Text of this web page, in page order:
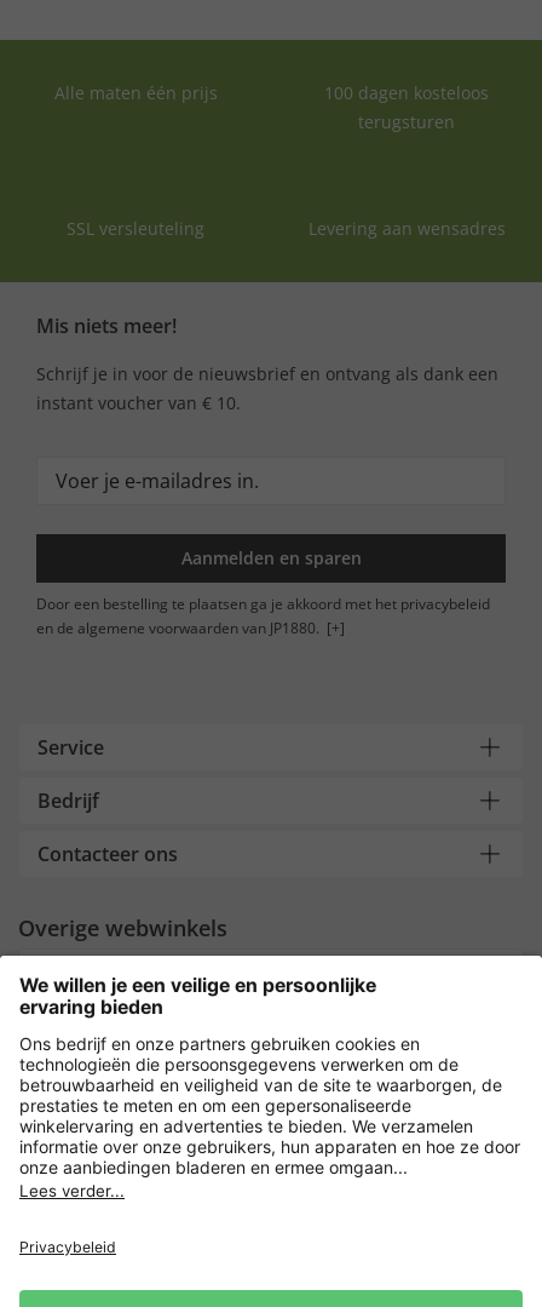
Alle maten één prijs
100 dagen kosteloos
terugsturen
SSL versleuteling Levering aan wensadres
Mis niets meer!
Schrijf je in voor de nieuwsbrief en ontvang als dank een
instant voucher van € 10.
Aanmelden en sparen
Door een bestelling te plaatsen ga je akkoord met het privacybeleid
en de algemene voorwaarden van JP1880. [+]
Service
Bedrijf
Contacteer ons
Overige webwinkels
Nederland
Payment and Delivery
Versleuteling met